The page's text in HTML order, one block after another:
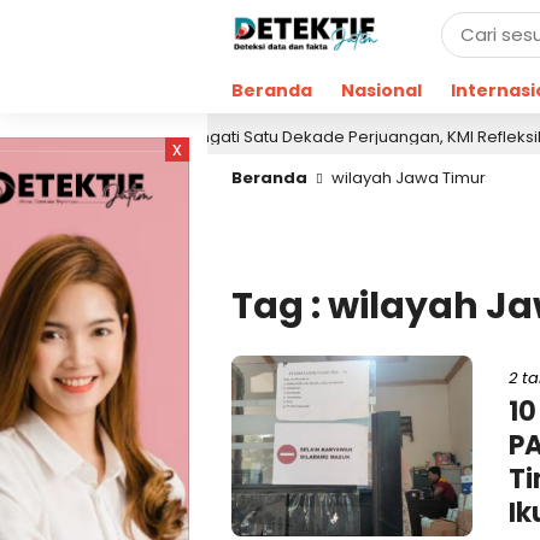
Beranda Nasional
x
13 jam lalu
Peringati Satu Dekade Perjuangan, KMI Refleksikan
Beranda
wilayah Jawa Timur
Tag : wilayah
2